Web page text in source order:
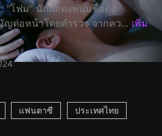
“โฟม” นักแสดงหนุ่มชื่อดัง
ญต่อหน้าโดยตำรวจ จากคว... เพิ่ม
แฟนตาซี ประเทศไทย